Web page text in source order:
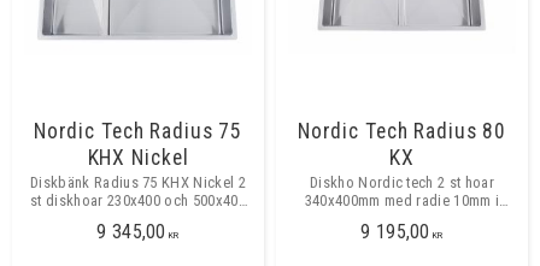
Nordic Tech Radius 75
KHX Nickel
Diskbänk Radius 75 KHX Nickel 2
st diskhoar 230x400 och 500x400
låg mellanvägg 90 mm.
9 345,00 KR
Nordic Tech Radius 80
KX
Diskho Nordic tech 2 st hoar
340x400mm med radie 10mm i
och planmontering. Minst skåp
9 195,00 KR